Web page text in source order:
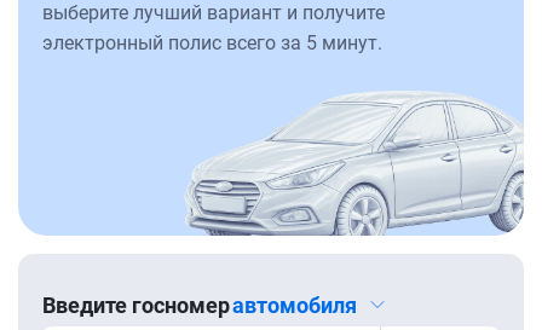
выберите лучший вариант и получите
электронный полис всего за 5 минут.
Введите госномеравтомобиля